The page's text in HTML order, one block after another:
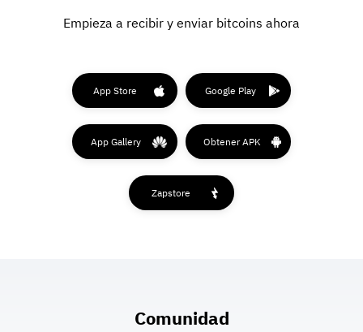
Empieza a recibir y enviar bitcoins ahora
App Store Google Play
App Gallery Obtener APK
Zapstore
Comunidad